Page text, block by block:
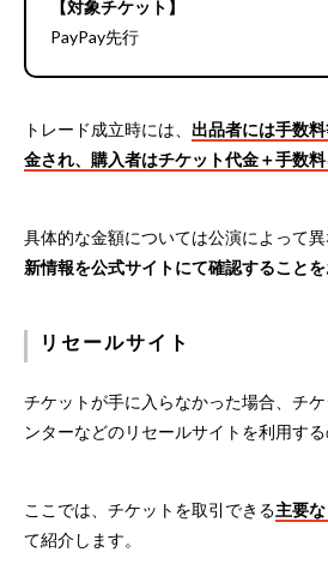
【対象チケット】
PayPay先行
トレード成立時には、 出品者には手数
金され、購入者はチケット代金＋手数料
具体的な金額については公演によって異
新情報を公式サイトにて確認すること
リセールサイト
チケットが手に入らなかった場合、チ
ンターなどのリセールサイトを利用する
ここでは、チケットを取引できる主要
て紹介します。